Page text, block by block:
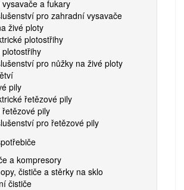
vysavače a fukary
pro zahradní vysavače
živé ploty
plotostřihy
plotostřihy
pro nůžky na živé ploty
pily
řetězové pily
řetězové pily
pro řetězové pily
a kompresory
čističe a stěrky na sklo
čističe